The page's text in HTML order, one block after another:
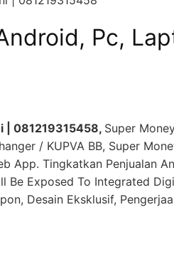
Pc,
| 081219315458, Super
/ KUPVA BB, Super
App. Tingkatkan Penjualan
Be Exposed To Integrated
Desain Eksklusif,